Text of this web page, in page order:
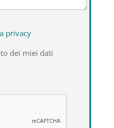
privacy
dei miei dati